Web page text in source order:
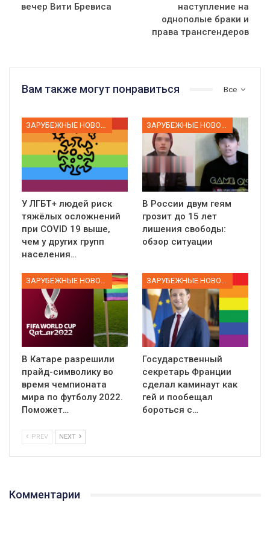
вечер Вити Бревиса
наступление на
однополые браки и
права трансгендеров
Все
Вам также могут понравиться
У ЛГБТ+ людей риск
тяжёлых осложнений
при COVID 19 выше,
чем у других групп
населения…
В России двум геям
грозит до 15 лет
лишения свободы:
обзор ситуации
В Катаре разрешили
прайд-символику во
время чемпионата
мира по футболу 2022.
Поможет…
Государственный
секретарь Франции
сделал каминаут как
гей и пообещал
бороться с…
PREV NEXT
Комментарии